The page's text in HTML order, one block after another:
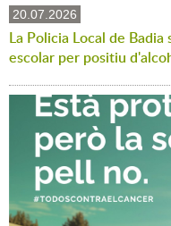
20.07.2026
La Policia Local de
escolar per positiu